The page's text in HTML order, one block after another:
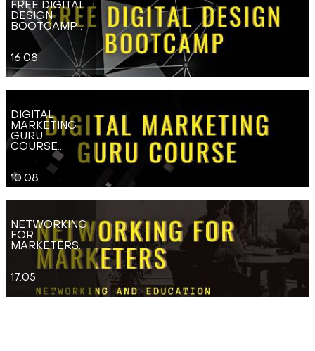
FREE DIGITAL
DESIGN
BOOTCAMP...
16.08
DIGITAL
MARKETING
GURU
COURSE...
10.08
NETWORKING
FOR
MARKETERS...
17.05